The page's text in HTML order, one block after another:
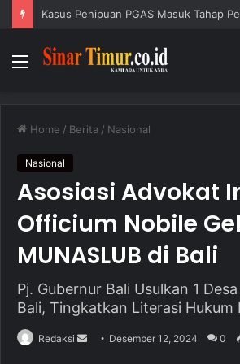
Kasus Penipuan PGAS Masuk Tahap
Menu
Home / Berita / Nasional
Nasional
Asosiasi Advokat
Officium Nobile
MUNASLUB di Bali
Pj. Gubernur Bali Usulkan 1
Bali, Tingkatkan Literasi Hukum
Redaksi Desember 12, 2024 0